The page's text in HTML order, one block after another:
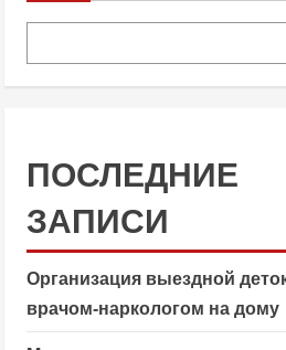
ПОСЛЕДНИЕ
ЗАПИСИ
Организация выездной
врачом-наркологом на дому